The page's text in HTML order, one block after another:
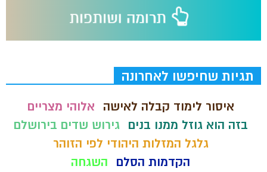
תגיות שחיפשו לאחרונה
איסור לימוד קבלה לאישה
אלוהי מצריים
בזה הוא גוזל ממנו בנים
גירוש שדים בירושלם
גלגל המזלות היהודי לפי הזוהר
הקדמות הסלם
השגחה